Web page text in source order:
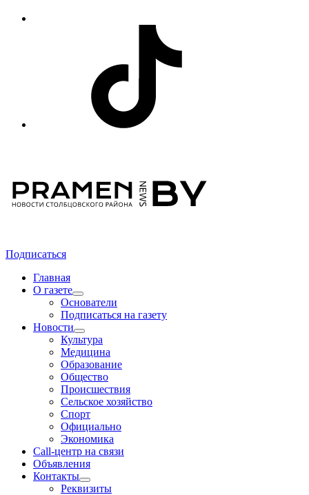
Подписаться
Главная
О газете
Основатели
Подписаться на газету
Новости
Культура
Медицина
Образование
Общество
Происшествия
Сельское хозяйство
Спорт
Официально
Экономика
Call-центр на связи
Объявления
Контакты
Реквизиты